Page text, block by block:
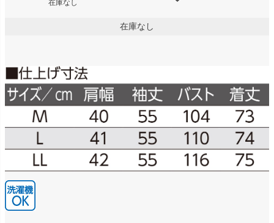
在庫なし
在庫なし